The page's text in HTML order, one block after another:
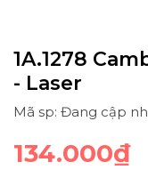
1A.1278
- Laser
Mã sp: Đang cập
134.000₫